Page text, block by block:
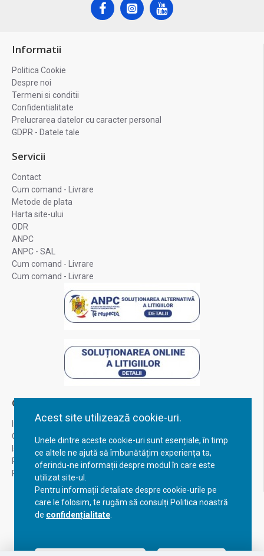
Acest site utilizează cookie-uri.
Unele dintre aceste cookie-uri sunt esențiale, în timp
ce altele ne ajută să îmbunătățim experiența ta,
oferindu-ne informații despre modul în care este
utilizat site-ul.
Pentru informații detaliate despre cookie-urile pe
care le folosim, te rugăm să consulți Politica noastră
de confidențialitate
Informatii
Politica Cookie
Despre noi
Termeni si conditii
Confidentialitate
Prelucrarea datelor cu caracter personal
GDPR - Datele tale
Servicii
Contact
Cum comand - Livrare
Metode de plata
Harta site-ului
ODR
ANPC
ANPC - SAL
Cum comand - Livrare
Cum comand - Livrare
Contul Meu
Inregistrare
Contul meu
Istoric comenzi
Recuperare parola
Returnare produs